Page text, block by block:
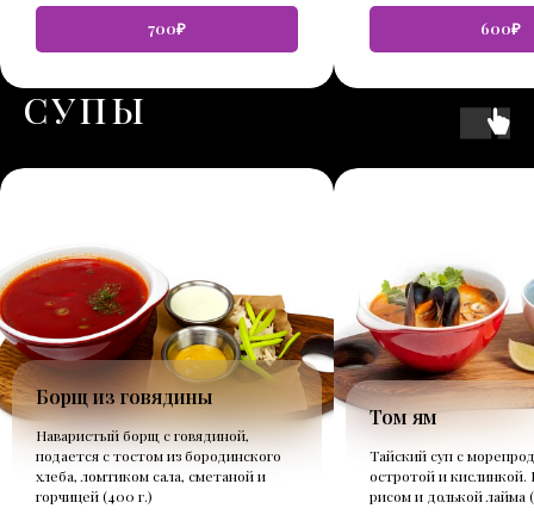
700₽ 600₽
СУПЫ
Борщ из говядины
Наваристый борщ с говядиной,
подается с тостом из бородинского
хлеба, ломтиком сала, сметаной и
горчицей (400 г.)
Том ям
Тайский суп с
остротой и кислинкой.
рисом и долькой лайма